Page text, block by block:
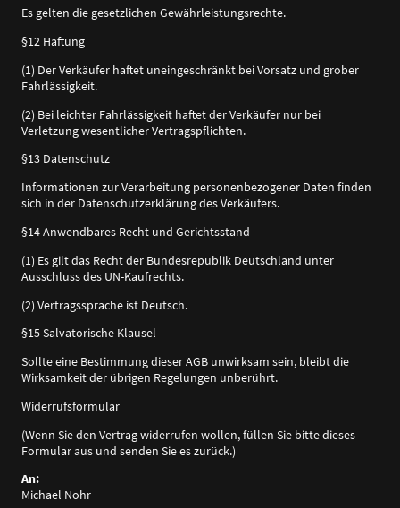
Es gelten die gesetzlichen Gewährleistungsrechte.
§12 Haftung
(1) Der Verkäufer haftet uneingeschränkt bei Vorsatz und grober
Fahrlässigkeit.
(2) Bei leichter Fahrlässigkeit haftet der Verkäufer nur bei
Verletzung wesentlicher Vertragspflichten.
§13 Datenschutz
Informationen zur Verarbeitung personenbezogener Daten finden
sich in der Datenschutzerklärung des Verkäufers.
§14 Anwendbares Recht und Gerichtsstand
(1) Es gilt das Recht der Bundesrepublik Deutschland unter
Ausschluss des UN-Kaufrechts.
(2) Vertragssprache ist Deutsch.
§15 Salvatorische Klausel
Sollte eine Bestimmung dieser AGB unwirksam sein, bleibt die
Wirksamkeit der übrigen Regelungen unberührt.
Widerrufsformular
(Wenn Sie den Vertrag widerrufen wollen, füllen Sie bitte dieses
Formular aus und senden Sie es zurück.)
An:
Michael Nohr